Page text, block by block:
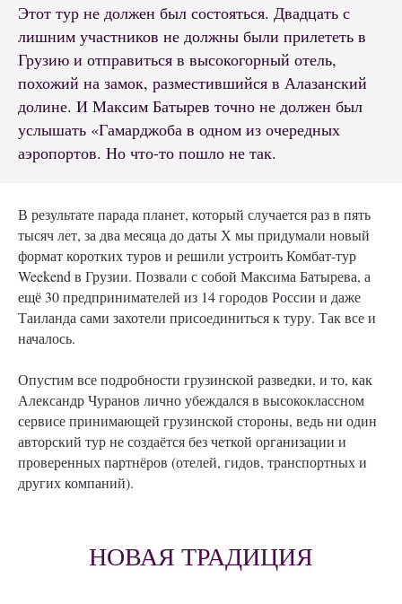
Этот тур не должен был состояться. Двадцать с
лишним участников не должны были прилететь в
Грузию и отправиться в высокогорный отель,
похожий на замок, разместившийся в Алазанский
долине. И Максим Батырев точно не должен был
услышать «Гамарджоба в одном из очередных
аэропортов. Но что-то пошло не так.
В результате парада планет, который случается раз в пять
тысяч лет, за два месяца до даты Х мы придумали новый
формат коротких туров и решили устроить Комбат-тур
Weekend в Грузии. Позвали с собой Максима Батырева, а
ещё 30 предпринимателей из 14 городов России и даже
Таиланда сами захотели присоединиться к туру. Так все и
началось.
Опустим все подробности грузинской разведки, и то, как
Александр Чуранов лично убеждался в высококлассном
сервисе принимающей грузинской стороны, ведь ни один
авторский тур не создаётся без четкой организации и
проверенных партнёров (отелей, гидов, транспортных и
других компаний).
НОВАЯ ТРАДИЦИЯ